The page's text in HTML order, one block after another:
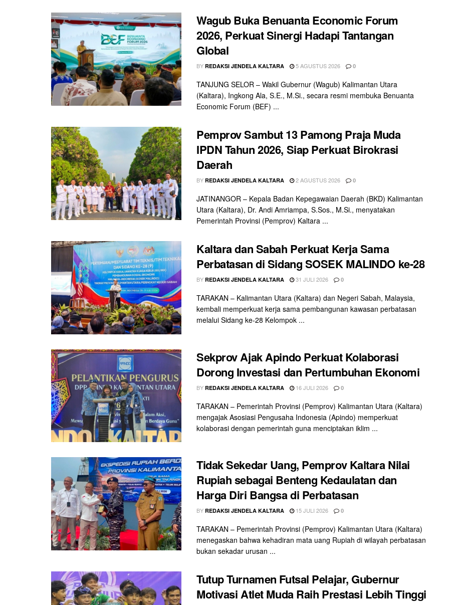
Wagub Buka Benuanta Economic Forum
2026, Perkuat Sinergi Hadapi Tantangan
Global
BY REDAKSI JENDELA KALTARA 5 AGUSTUS 2026 0
TANJUNG SELOR – Wakil Gubernur (Wagub) Kalimantan Utara
(Kaltara), Ingkong Ala, S.E., M.Si., secara resmi membuka Benuanta
Economic Forum (BEF) ...
Pemprov Sambut 13 Pamong Praja Muda
IPDN Tahun 2026, Siap Perkuat Birokrasi
Daerah
BY REDAKSI JENDELA KALTARA 2 AGUSTUS 2026 0
JATINANGOR – Kepala Badan Kepegawaian Daerah (BKD) Kalimantan
Utara (Kaltara), Dr. Andi Amriampa, S.Sos., M.Si., menyatakan
Pemerintah Provinsi (Pemprov) Kaltara ...
Kaltara dan Sabah Perkuat Kerja Sama
Perbatasan di Sidang SOSEK MALINDO ke-28
BY REDAKSI JENDELA KALTARA 31 JULI 2026 0
TARAKAN – Kalimantan Utara (Kaltara) dan Negeri Sabah, Malaysia,
kembali memperkuat kerja sama pembangunan kawasan perbatasan
melalui Sidang ke-28 Kelompok ...
Sekprov Ajak Apindo Perkuat Kolaborasi
Dorong Investasi dan Pertumbuhan Ekonomi
BY REDAKSI JENDELA KALTARA 16 JULI 2026 0
TARAKAN – Pemerintah Provinsi (Pemprov) Kalimantan Utara (Kaltara)
mengajak Asosiasi Pengusaha Indonesia (Apindo) memperkuat
kolaborasi dengan pemerintah guna menciptakan iklim ...
Tidak Sekedar Uang, Pemprov Kaltara Nilai
Rupiah sebagai Benteng Kedaulatan dan
Harga Diri Bangsa di Perbatasan
BY REDAKSI JENDELA KALTARA 15 JULI 2026 0
TARAKAN – Pemerintah Provinsi (Pemprov) Kalimantan Utara (Kaltara)
menegaskan bahwa kehadiran mata uang Rupiah di wilayah perbatasan
bukan sekadar urusan ...
Tutup Turnamen Futsal Pelajar, Gubernur
Motivasi Atlet Muda Raih Prestasi Lebih Tinggi